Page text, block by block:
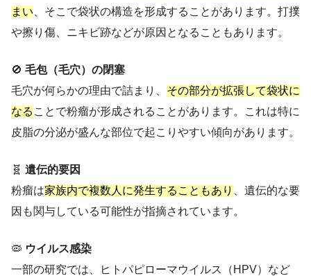
まい 、そこで袋状の構造を形成することがあります。打撲
や擦り傷、ニキビ跡などが原因となることもあります。
🚫 毛包（毛穴）の閉塞
毛穴が何らかの理由で詰まり、 その部分が拡張して袋状に
なる ことで粉瘤が形成されることがあります。これは特に
皮脂の分泌が盛んな部位で起こりやすい傾向があります。
🧬 遺伝的要因
粉瘤は家族内で複数人に発生することもあり
、遺伝的な要
因も関与している可能性が指摘されています。
🦠 ウイルス感染
一部の研究では、ヒトパピローマウイルス（HPV）など